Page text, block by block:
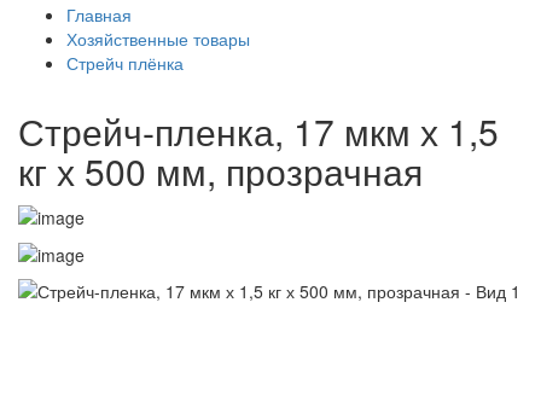
Главная
Хозяйственные товары
Стрейч плёнка
Стрейч-пленка, 17 мкм х 1,5
кг х 500 мм, прозрачная